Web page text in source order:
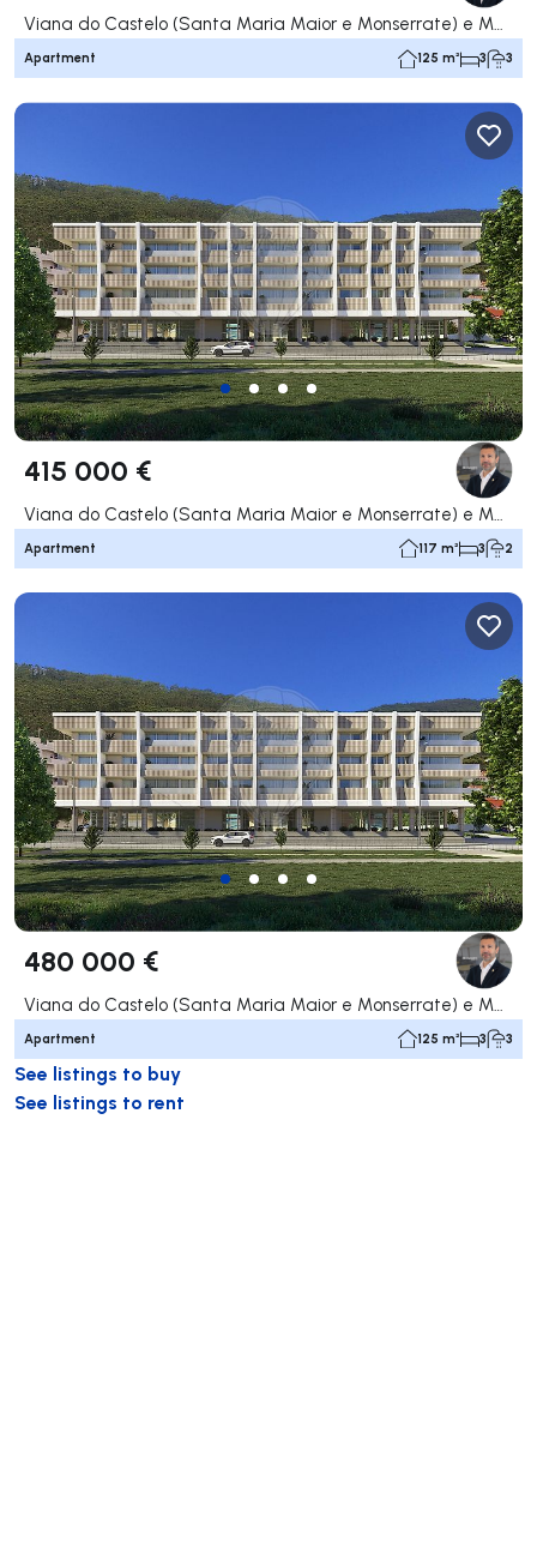
Viana do Castelo (Santa Maria Maior e Monserrate) e Meadela, Viana do Castelo
Apartment 125 m² 3 3
415 000 €
Viana do Castelo (Santa Maria Maior e Monserrate) e Meadela, Viana do Castelo
Apartment 117 m² 3 2
480 000 €
Apartment 125 m² 3 3
See listings to buy
See listings to rent